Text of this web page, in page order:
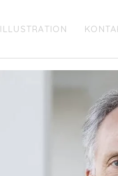
ILLUSTRATION